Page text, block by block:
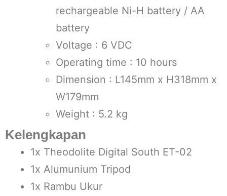
rechargeable Ni-H battery / AA
battery
Voltage : 6 VDC
Operating time : 10 hours
Dimension : L145mm x H318mm x
W179mm
Weight : 5.2 kg
Kelengkapan
1x Theodolite Digital South ET-02
1x Alumunium Tripod
1x Rambu Ukur